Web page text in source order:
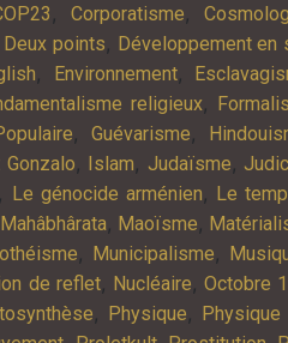
, Corporatisme,
Deux points, Développement en
, Environnement,
religieux,
, Guévarisme,
, Islam, Judaïsme,
, Le génocide arménien, Le
Mahâbhârata, Maoïsme,
, Municipalisme,
de reflet, Nucléaire, Octobre
, Physique, Physique